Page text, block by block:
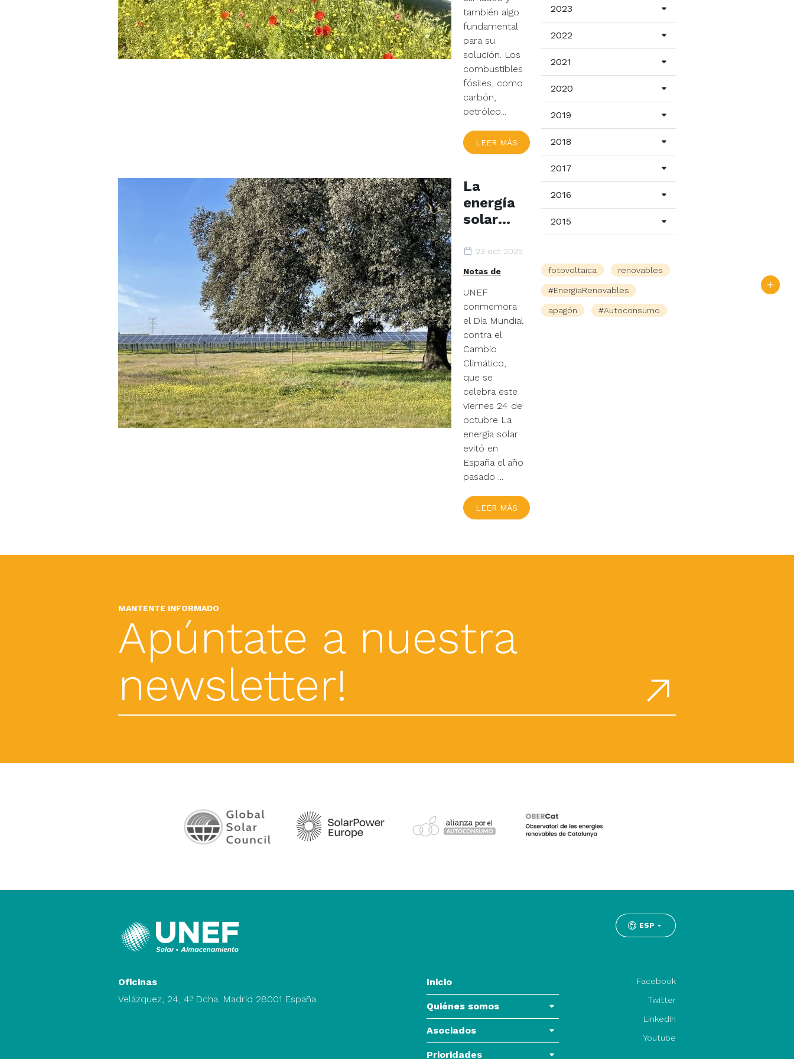
2023
2022
2021
2020
2019
2018
2017
2016
2015
fotovoltaica renovables
#EnergiaRenovables
apagón #Autoconsumo
también algo
fundamental
para su
solución. Los
combustibles
fósiles, como
carbón,
petróleo...
LEER MÁS
La
energía
solar
un
nuevo
récord
de
reducción
de
emisiones
en
España
y
refuerza
su papel
esencial
frente al
cambio
climático
23 oct 2025
Notas de
UNEF
conmemora
el Día Mundial
contra el
Cambio
Climático,
que se
celebra este
viernes 24 de
octubre La
energía solar
evitó en
España el año
pasado ...
LEER MÁS
MANTENTE INFORMADO
Apúntate a nuestra
newsletter!
ESP
Oficinas
Velázquez, 24, 4º Dcha. Madrid 28001 España
Inicio
Quiénes somos
Asociados
Prioridades
Facebook
Twitter
LinkedIn
Youtube